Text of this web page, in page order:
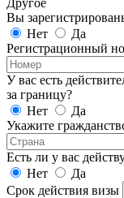
Вы
Нет
Да
Регистрационный
У вас есть
за границу?
Нет
Да
Укажите
Есть ли у вас
Нет
Да
Срок действия визы